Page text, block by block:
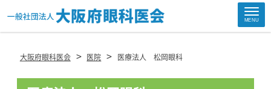
MENU
大阪府眼科医会 > 医院 > 医療法人 松岡眼科
Site
Footer